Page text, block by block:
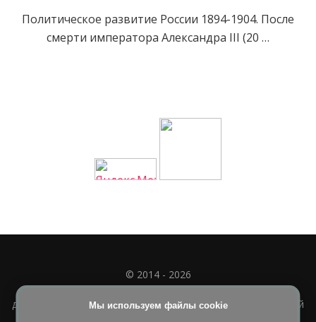
Политическое развитие России 1894-1904. После
смерти императора Александра III (20 …
Мы используем файлы cookie
© 2014 - 2026
Полное или частичное использование материала
допускается только при наличии активной и индексируемой